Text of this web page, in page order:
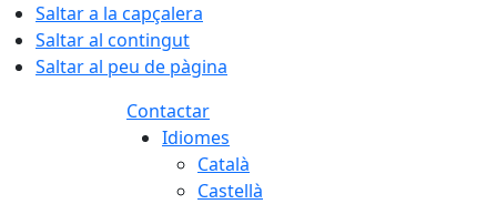
Saltar a la capçalera
Saltar al contingut
Saltar al peu de pàgina
Contactar
Idiomes
Català
Castellà